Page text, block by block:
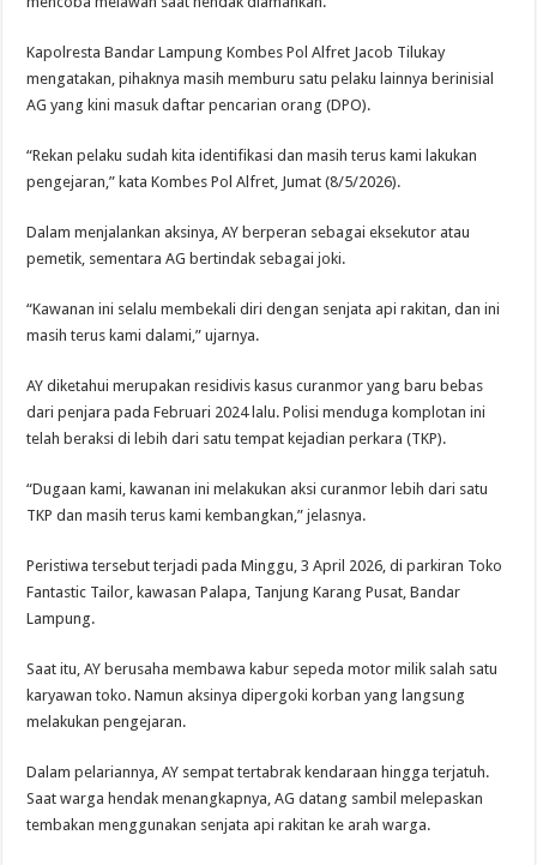
Kapolresta Bandar Lampung Kombes Pol Alfret Jacob Tilukay
mengatakan, pihaknya masih memburu satu pelaku lainnya berinisial
AG yang kini masuk daftar pencarian orang (DPO).
“Rekan pelaku sudah kita identifikasi dan masih terus kami lakukan
pengejaran,” kata Kombes Pol Alfret, Jumat (8/5/2026).
Dalam menjalankan aksinya, AY berperan sebagai eksekutor atau
pemetik, sementara AG bertindak sebagai joki.
“Kawanan ini selalu membekali diri dengan senjata api rakitan, dan ini
masih terus kami dalami,” ujarnya.
AY diketahui merupakan residivis kasus curanmor yang baru bebas
dari penjara pada Februari 2024 lalu. Polisi menduga komplotan ini
telah beraksi di lebih dari satu tempat kejadian perkara (TKP).
“Dugaan kami, kawanan ini melakukan aksi curanmor lebih dari satu
TKP dan masih terus kami kembangkan,” jelasnya.
Peristiwa tersebut terjadi pada Minggu, 3 April 2026, di parkiran Toko
Fantastic Tailor, kawasan Palapa, Tanjung Karang Pusat, Bandar
Lampung.
Saat itu, AY berusaha membawa kabur sepeda motor milik salah satu
karyawan toko. Namun aksinya dipergoki korban yang langsung
melakukan pengejaran.
Dalam pelariannya, AY sempat tertabrak kendaraan hingga terjatuh.
Saat warga hendak menangkapnya, AG datang sambil melepaskan
tembakan menggunakan senjata api rakitan ke arah warga.